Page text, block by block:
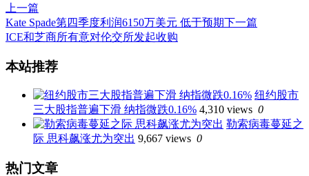
上一篇
Kate Spade第四季度利润6150万美元 低于预期下一篇
ICE和芝商所有意对伦交所发起收购
文
章
本站推荐
纽约股市
三大股指普遍下滑 纳指微跌0.16% 4,310 views 0
勒索病毒蔓延之
际 思科飙涨尤为突出 9,667 views 0
热门文章